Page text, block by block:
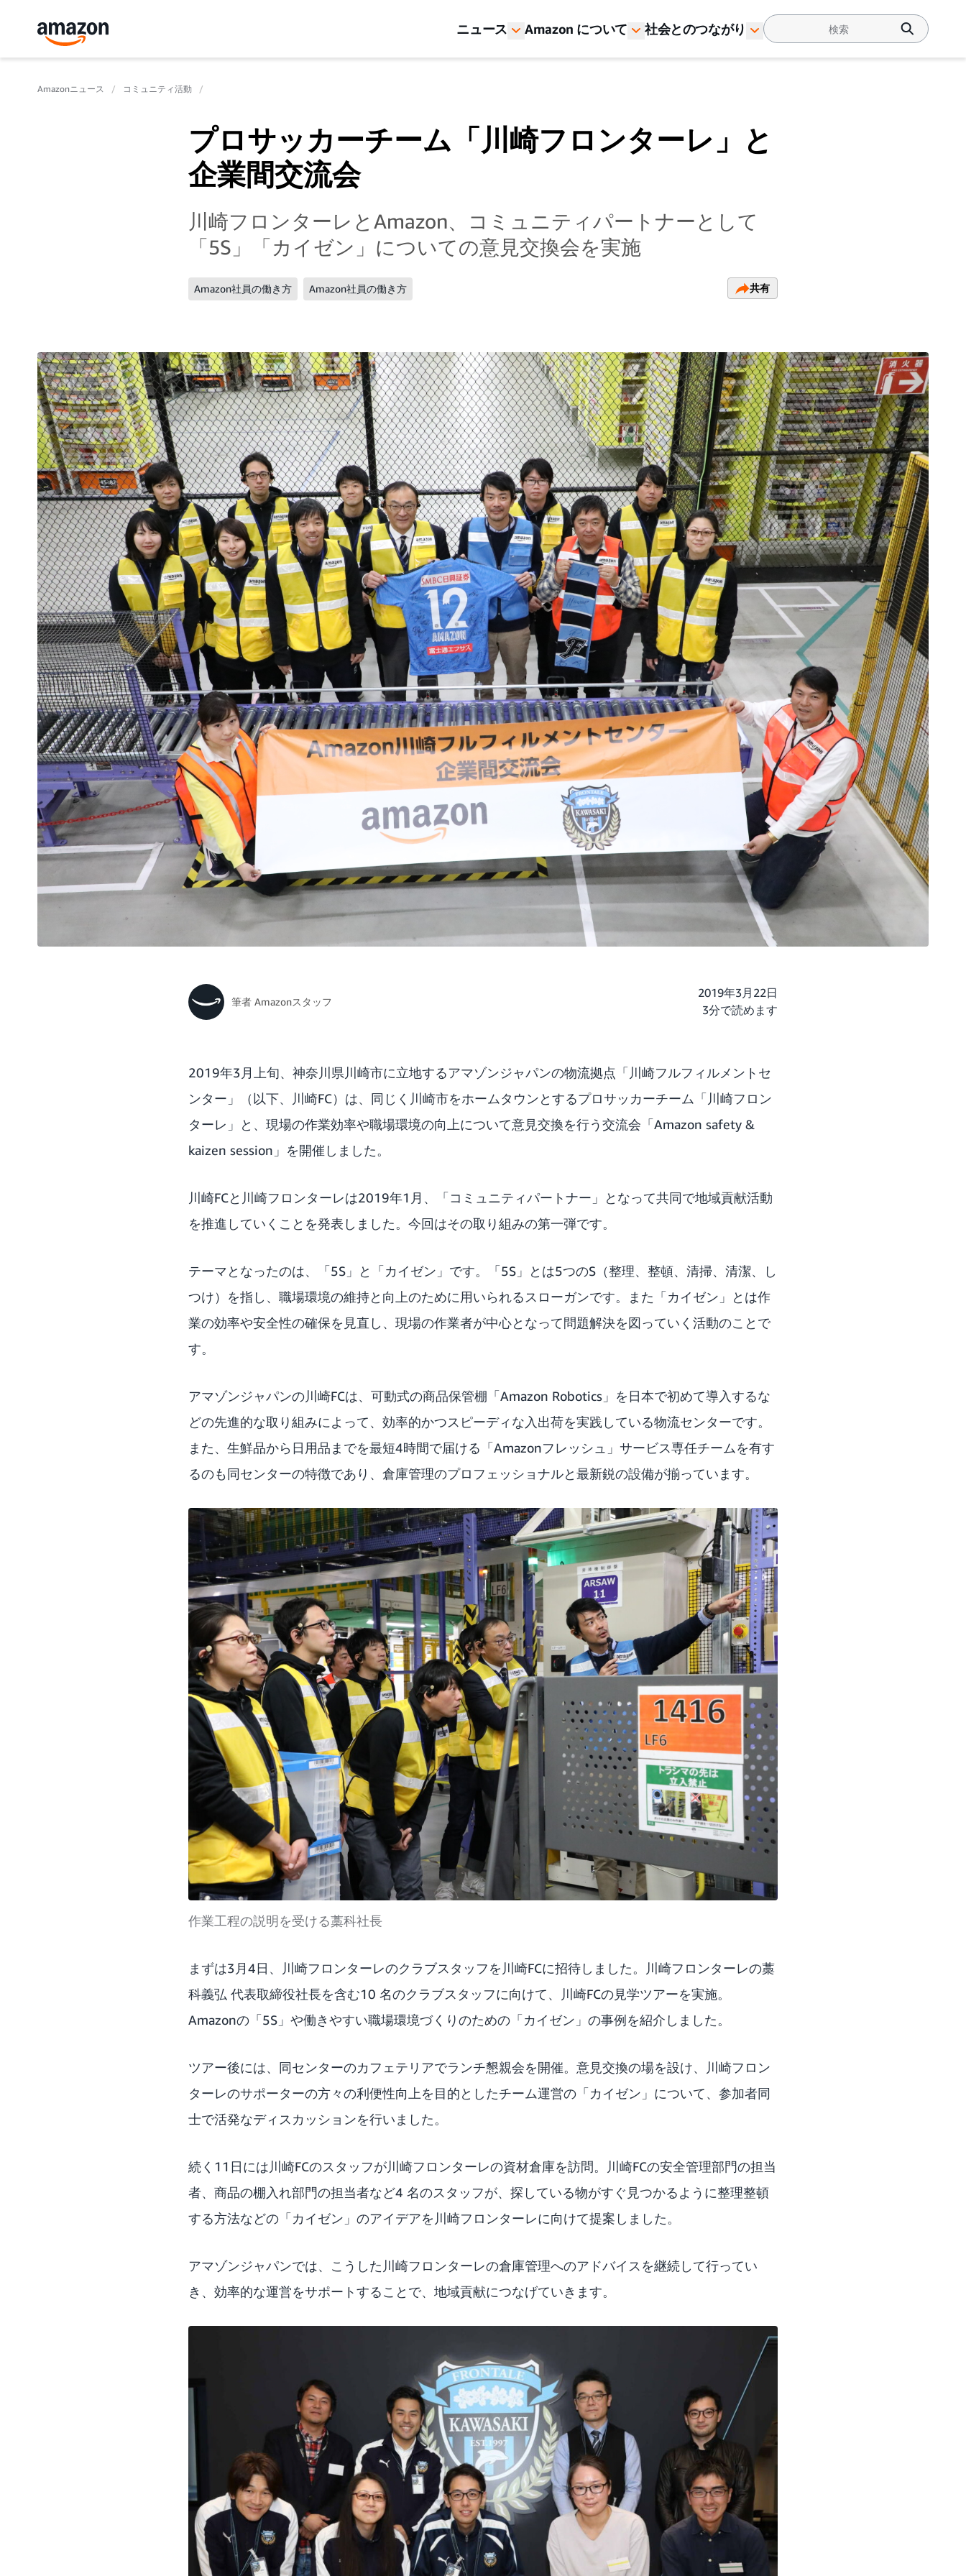
ニュース Amazon について 社会とのつながり
Amazonニュース コミュニティ活動
プロサッカーチーム「川崎フロンターレ」と
企業間交流会
川崎フロンターレとAmazon、コミュニティパートナーとして
「5S」「カイゼン」についての意見交換会を実施
Amazon社員の働き方 Amazon社員の働き方 共有
筆者 Amazonスタッフ
2019年3月22日
3分で読めます
2019年3月上旬、神奈川県川崎市に立地するアマゾンジャパンの物流拠点「川崎フルフィルメントセ
ンター」（以下、川崎FC）は、同じく川崎市をホームタウンとするプロサッカーチーム「川崎フロン
ターレ」と、現場の作業効率や職場環境の向上について意見交換を行う交流会「Amazon safety &
kaizen session」を開催しました。
川崎FCと川崎フロンターレは2019年1月、「コミュニティパートナー」となって共同で地域貢献活動
を推進していくことを発表しました。今回はその取り組みの第一弾です。
テーマとなったのは、「5S」と「カイゼン」です。「5S」とは5つのS（整理、整頓、清掃、清潔、し
つけ）を指し、職場環境の維持と向上のために用いられるスローガンです。また「カイゼン」とは作
業の効率や安全性の確保を見直し、現場の作業者が中心となって問題解決を図っていく活動のことで
す。
アマゾンジャパンの川崎FCは、可動式の商品保管棚「Amazon Robotics」を日本で初めて導入するな
どの先進的な取り組みによって、効率的かつスピーディな入出荷を実践している物流センターです。
また、生鮮品から日用品までを最短4時間で届ける「Amazonフレッシュ」サービス専任チームを有す
るのも同センターの特徴であり、倉庫管理のプロフェッショナルと最新鋭の設備が揃っています。
作業工程の説明を受ける藁科社長
まずは3月4日、川崎フロンターレのクラブスタッフを川崎FCに招待しました。川崎フロンターレの藁
科義弘 代表取締役社長を含む10 名のクラブスタッフに向けて、川崎FCの見学ツアーを実施。
Amazonの「5S」や働きやすい職場環境づくりのための「カイゼン」の事例を紹介しました。
ツアー後には、同センターのカフェテリアでランチ懇親会を開催。意見交換の場を設け、川崎フロン
ターレのサポーターの方々の利便性向上を目的としたチーム運営の「カイゼン」について、参加者同
士で活発なディスカッションを行いました。
続く11日には川崎FCのスタッフが川崎フロンターレの資材倉庫を訪問。川崎FCの安全管理部門の担当
者、商品の棚入れ部門の担当者など4 名のスタッフが、探している物がすぐ見つかるように整理整頓
する方法などの「カイゼン」のアイデアを川崎フロンターレに向けて提案しました。
アマゾンジャパンでは、こうした川崎フロンターレの倉庫管理へのアドバイスを継続して行ってい
き、効率的な運営をサポートすることで、地域貢献につなげていきます。